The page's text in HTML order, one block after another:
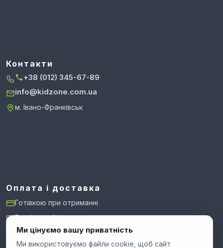
Контакти
+38 (012) 345-67-89
info@kidzone.com.ua
м. Івано-Франківськ
Оплата і доставка
Готівкою при отриманні
Банківський переказ
Нова Пошта: відділення, поштомат, адреса
Ми цінуємо вашу приватність
Ми використовуємо файли cookie, щоб сайт